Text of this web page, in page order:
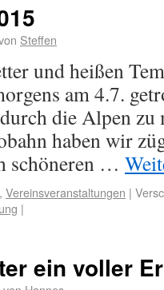
Steffen
und heißen
am 4.7.
die Alpen zu
haben wir
schöneren …
, Vereinsveranstaltungen |
|
ein voller